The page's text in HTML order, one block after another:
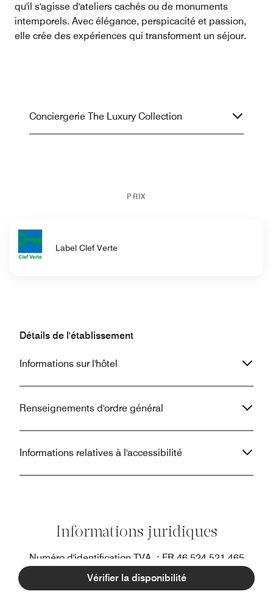
Vérifier la disponibilité
qu'il s'agisse d'ateliers cachés ou de monuments
intemporels. Avec élégance, perspicacité et passion,
elle crée des expériences qui transforment un séjour.
Conciergerie The Luxury Collection
PRIX
Label Clef Verte
Détails de l'établissement
Informations sur l'hôtel
Renseignements d'ordre général
Informations relatives à l'accessibilité
Informations juridiques
Numéro d'identification TVA : FR 46 524 521 465
SIRET : 524 465 000 12
RCS Paris : 524 521 465